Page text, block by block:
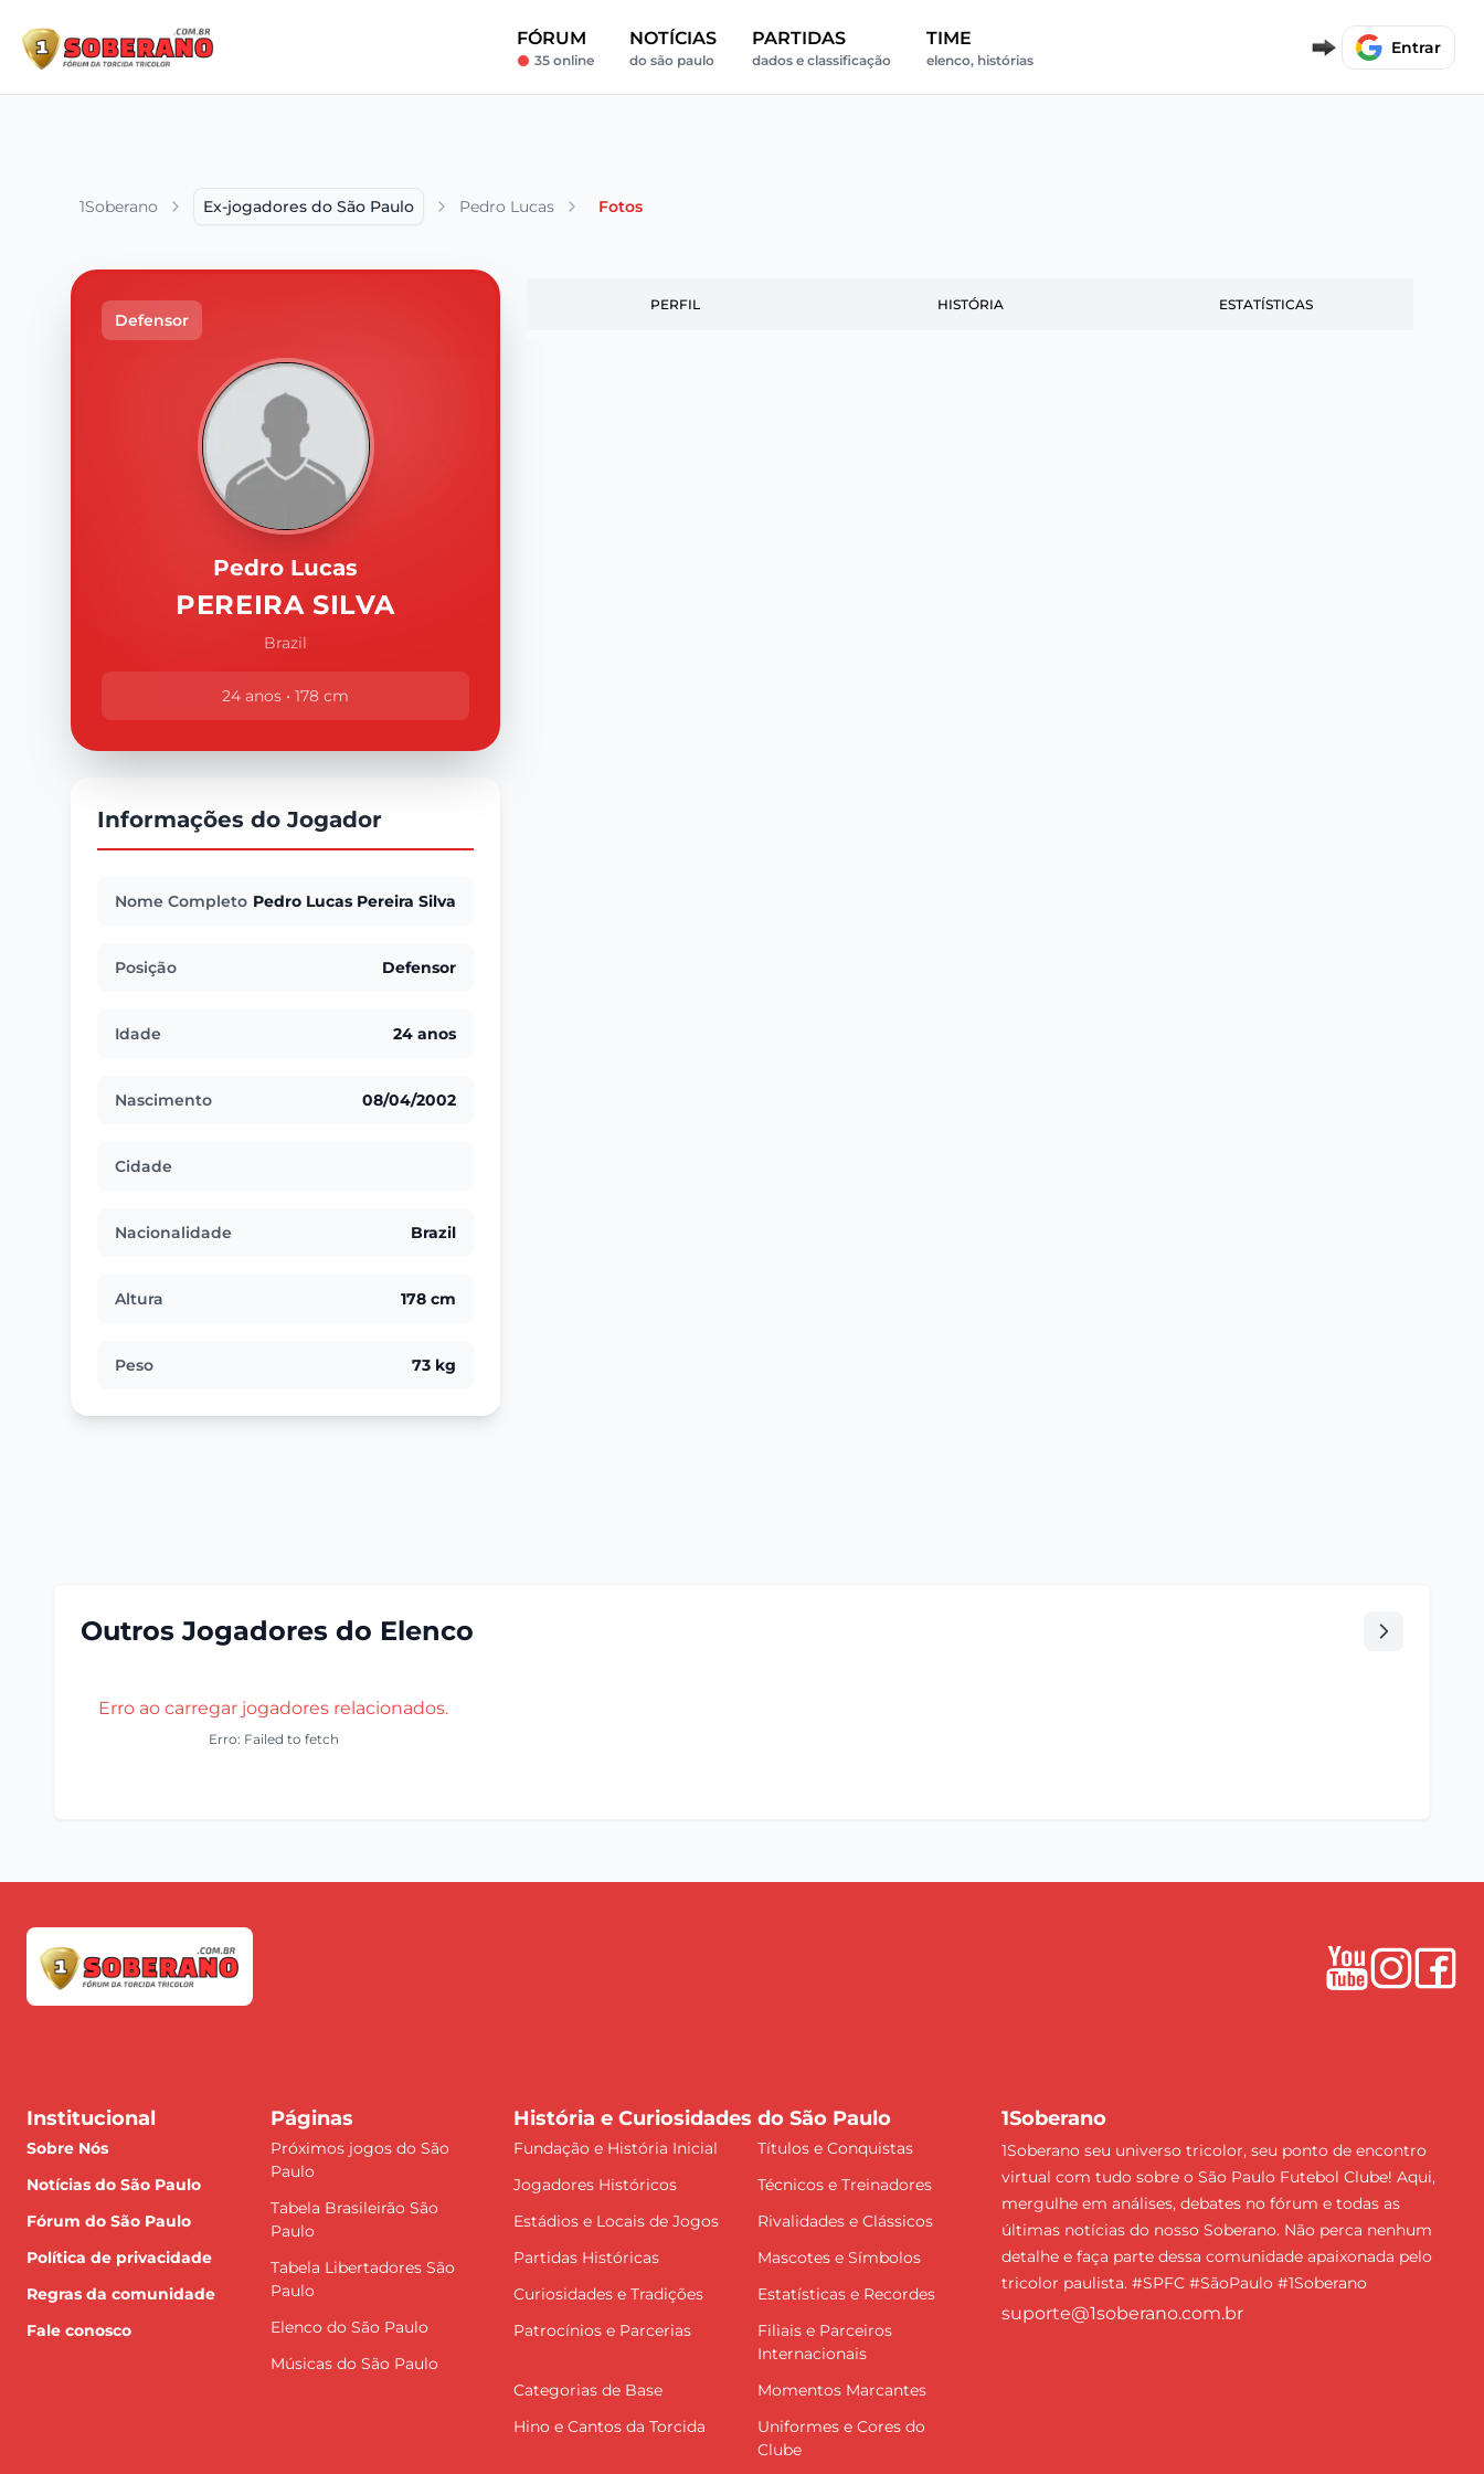
FÓRUM
35 online
NOTÍCIAS
do são paulo
PARTIDAS
dados e classificação
TIME
elenco, histórias
Entrar
1Soberano Ex-jogadores do São Paulo Pedro Lucas Fotos
Defensor
Pedro Lucas
PEREIRA SILVA
Brazil
24 anos • 178 cm
Informações do Jogador
Nome Completo Pedro Lucas Pereira Silva
Posição Defensor
Idade 24 anos
Nascimento 08/04/2002
Cidade
Nacionalidade Brazil
Altura 178 cm
Peso 73 kg
PERFIL HISTÓRIA ESTATÍSTICAS
Outros Jogadores do Elenco
Erro ao carregar jogadores relacionados.
Erro: Failed to fetch
Institucional
Sobre Nós
Notícias do São Paulo
Fórum do São Paulo
Política de privacidade
Regras da comunidade
Fale conosco
Páginas
Próximos jogos do São
Paulo
Tabela Brasileirão São
Paulo
Tabela Libertadores São
Paulo
Elenco do São Paulo
Músicas do São Paulo
História e Curiosidades do São Paulo
Fundação e História Inicial
Títulos e Conquistas
Jogadores Históricos
Técnicos e Treinadores
Estádios e Locais de Jogos
Rivalidades e Clássicos
Partidas Históricas
Mascotes e Símbolos
Curiosidades e Tradições
Estatísticas e Recordes
Patrocínios e Parcerias
Filiais e Parceiros
Internacionais
Categorias de Base
Momentos Marcantes
Hino e Cantos da Torcida
Uniformes e Cores do
Clube
1Soberano
1Soberano seu universo tricolor, seu ponto de encontro
virtual com tudo sobre o São Paulo Futebol Clube! Aqui,
mergulhe em análises, debates no fórum e todas as
últimas notícias do nosso Soberano. Não perca nenhum
detalhe e faça parte dessa comunidade apaixonada pelo
tricolor paulista. #SPFC #SãoPaulo #1Soberano
suporte@1soberano.com.br